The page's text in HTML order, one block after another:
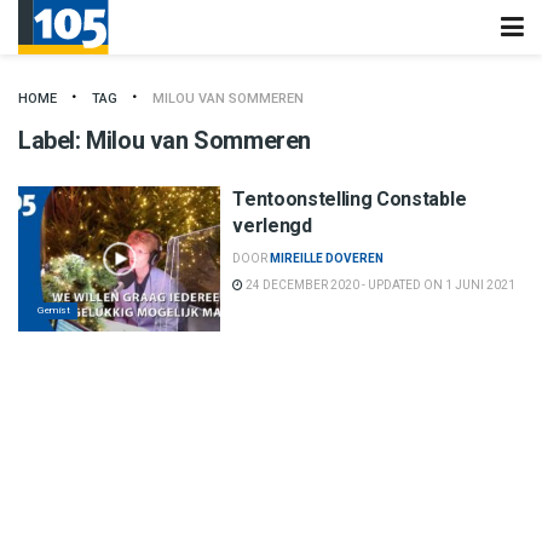
HOME TAG MILOU VAN SOMMEREN
Label: Milou van Sommeren
Gemist
Tentoonstelling Constable
verlengd
DOOR MIREILLE DOVEREN
24 DECEMBER 2020 - UPDATED ON 1 JUNI 2021